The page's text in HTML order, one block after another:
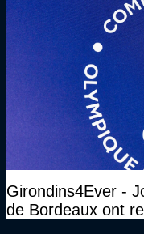
Girondins4Ever -
de Bordeaux ont